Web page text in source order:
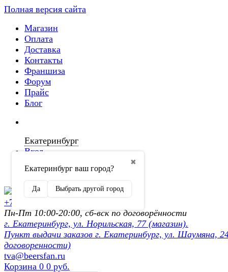
Полная версия сайта
Магазин
Оплата
Доставка
Контакты
Франшиза
Форум
Прайс
Блог
Екатеринбург
✖
Екатеринбург ваш город?
Да Выбрать другой город
Вход
Регистрация
+7 (902) 872-54-70
Пн-Пт 10:00-20:00, сб-вск по договорённости
г. Екатеринбург, ул. Норильская, 77 (магазин).
Пункт выдачи заказов г. Екатеринбург, ул. Шаумяна,
договоренности)
tva@beersfan.ru
Корзина 0 0 руб.